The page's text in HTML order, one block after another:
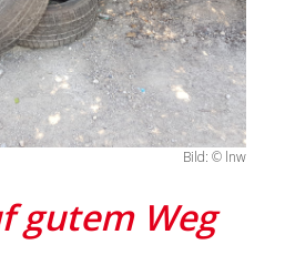
Bild: © lnw
gutem Weg